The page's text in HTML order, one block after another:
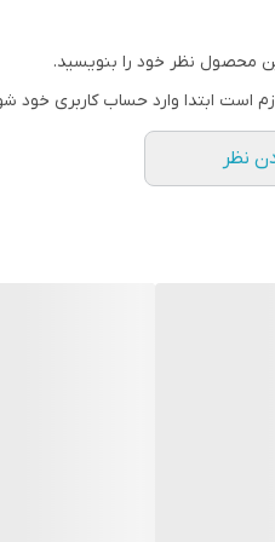
محصول نظر خود را بنویسید.
است ابتدا وارد حساب کاربری خود
نظر